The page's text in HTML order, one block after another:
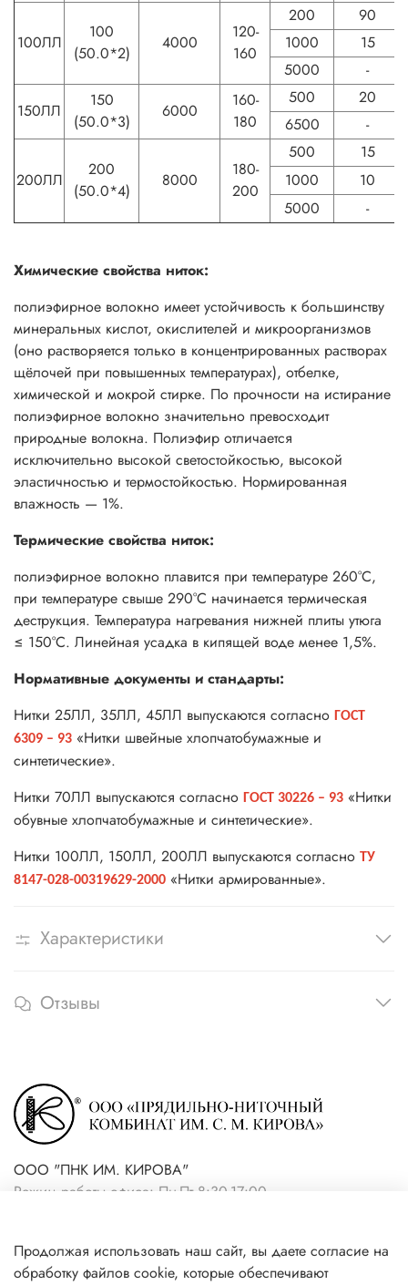
100ЛЛ
100
(50.0*2)
4000
120-
160
200
90
1000
15
5000
-
150ЛЛ
150
(50.0*3)
6000
160-
180
500
20
6500
-
200ЛЛ
200
(50.0*4)
8000
180-
200
500
15
1000
10
5000
-
Химические свойства ниток:
полиэфирное волокно имеет устойчивость к большинству
минеральных кислот, окислителей и микроорганизмов
(оно растворяется только в концентрированных растворах
щёлочей при повышенных температурах), отбелке,
химической и мокрой стирке. По прочности на истирание
полиэфирное волокно значительно превосходит
природные волокна. Полиэфир отличается
исключительно высокой светостойкостью, высокой
эластичностью и термостойкостью. Нормированная
влажность — 1%.
Термические свойства ниток:
полиэфирное волокно плавится при температуре 260°С,
при температуре свыше 290°С начинается термическая
деструкция. Температура нагревания нижней плиты утюга
≤ 150°С. Линейная усадка в кипящей воде менее 1,5%.
Нормативные документы и стандарты:
Нитки 25ЛЛ, 35ЛЛ, 45ЛЛ выпускаются согласно ГОСТ
6309 – 93 «Нитки швейные хлопчатобумажные и
синтетические».
Нитки 70ЛЛ выпускаются согласно ГОСТ 30226 – 93 «Нитки
обувные хлопчатобумажные и синтетические».
Нитки 100ЛЛ, 150ЛЛ, 200ЛЛ выпускаются согласно ТУ
8147-028-00319629-2000 «Нитки армированные».
Характеристики
Отзывы
ООО "ПНК ИМ. КИРОВА"
Режим работы офиса: Пн-Пт 8:30-17:00
магазин)
Продолжая использовать наш сайт, вы даете согласие на
обработку файлов cookie, которые обеспечивают